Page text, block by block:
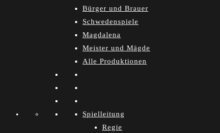
Bürger und Brauer
Schwedenspiele
Magdalena
Meister und Mägde
Alle Produktionen
Spielleitung
Regie